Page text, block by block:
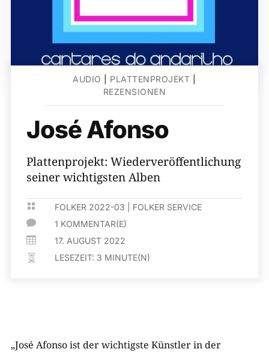
AUDIO PLATTENPROJEKT
REZENSIONEN
José Afonso
Plattenprojekt: Wiederveröffentlichung
seiner wichtigsten Alben
 FOLKER 2022-03 FOLKER SERVICE
 1 KOMMENTAR(E)
 17. AUGUST 2022
 LESEZEIT: 3 MINUTE(N)
„José Afonso ist der wichtigste Künstler in der